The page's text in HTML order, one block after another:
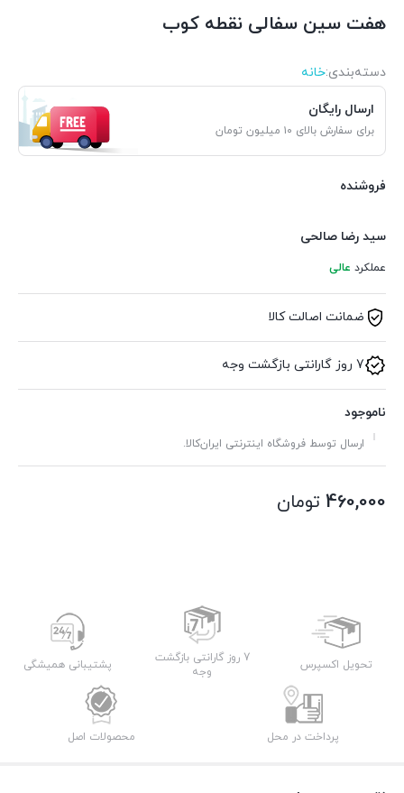
هفت سین سفالی نقطه کوب
دسته‌بندی‌:خانه
ارسال رایگان
برای سفارش بالای ۱۰ میلیون تومان
فروشنده
سید رضا صالحی
عملکرد عالی
ضمانت اصالت کالا
7 روز گارانتی بازگشت وجه
ناموجود
ارسال توسط فروشگاه اینترنتی ایران‌کالا.
460,000 تومان
تحویل اکسپرس
7 روز گارانتی بازگشت
وجه
پشتیبانی همیشگی
پرداخت در محل محصولات اصل